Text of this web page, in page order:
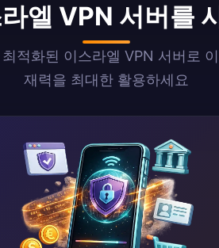
엘 VPN 서버를
적화된 이스라엘 VPN 서버로
재력을 최대한 활용하세요